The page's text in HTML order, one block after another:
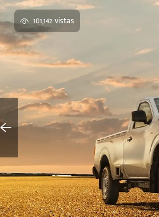
101,142 vistas